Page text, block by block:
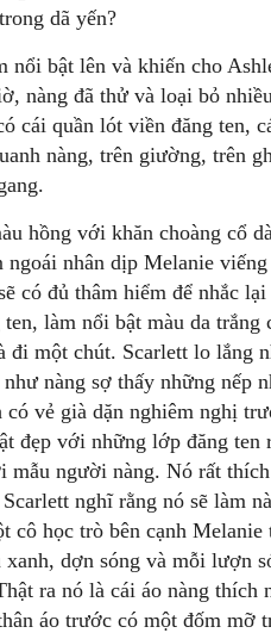
dã yến?
nổi bật lên và khiến cho
nàng đã thử và loại bỏ
cái quần lót viền đăng ten,
nàng, trên giường, trên
hồng với khăn choàng cổ
ngoái nhân dịp Melanie
có đủ thâm hiểm để nhắc
làm nổi bật màu da
đi một chút. Scarlett lo lắng
nàng sợ thấy những nếp
vẻ già dặn nghiêm nghị
đẹp với những lớp đăng
người nàng. Nó rất
nghĩ rằng nó sẽ làm
cô học trò bên cạnh
dợn sóng và mỗi lượn
ra nó là cái áo nàng thích
áo trước có một đốm mỡ